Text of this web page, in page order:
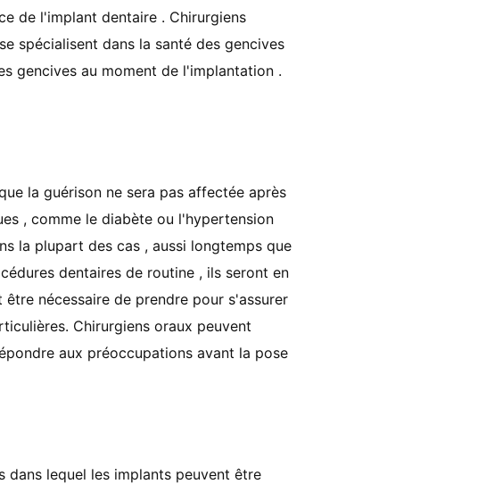
de l'implant dentaire . Chirurgiens
spécialisent dans la santé des gencives
gencives au moment de l'implantation .
la guérison ne sera pas affectée après
, comme le diabète ou l'hypertension
la plupart des cas , aussi longtemps que
dentaires de routine , ils seront en
nécessaire de prendre pour s'assurer
Chirurgiens oraux peuvent
aux préoccupations avant la pose
lequel les implants peuvent être